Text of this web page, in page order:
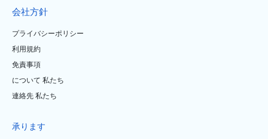
会社方針
プライバシーポリシー
利用規約
免責事項
について 私たち
連絡先 私たち
承ります